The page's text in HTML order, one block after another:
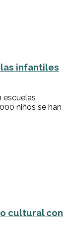
infantiles
escuelas
niños se han
cultural con